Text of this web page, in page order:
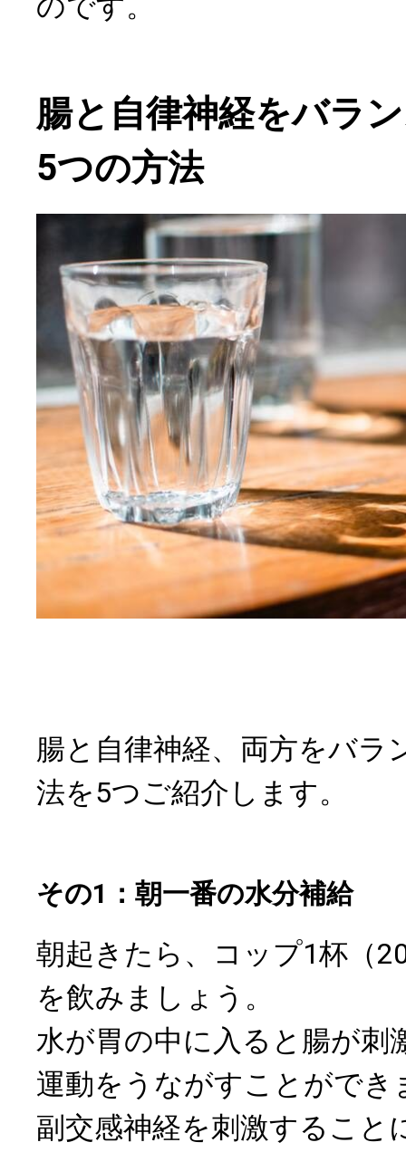
腸と自律神経をバラ
5つの方法
腸と自律神経、両方をバラ
法を5つご紹介します。
その1：朝一番の水分補給
朝起きたら、コップ1杯（
を飲みましょう。
水が胃の中に入ると腸が刺
運動をうながすことができ
副交感神経を刺激すること